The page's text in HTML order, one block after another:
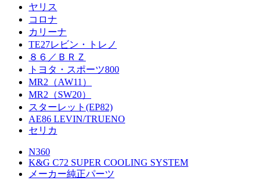
ヤリス
コロナ
カリーナ
TE27レビン・トレノ
８６／ＢＲＺ
トヨタ・スポーツ800
MR2（AW11）
MR2（SW20）
スターレット(EP82)
AE86 LEVIN/TRUENO
セリカ
N360
K&G C72 SUPER COOLING SYSTEM
メーカー純正パーツ